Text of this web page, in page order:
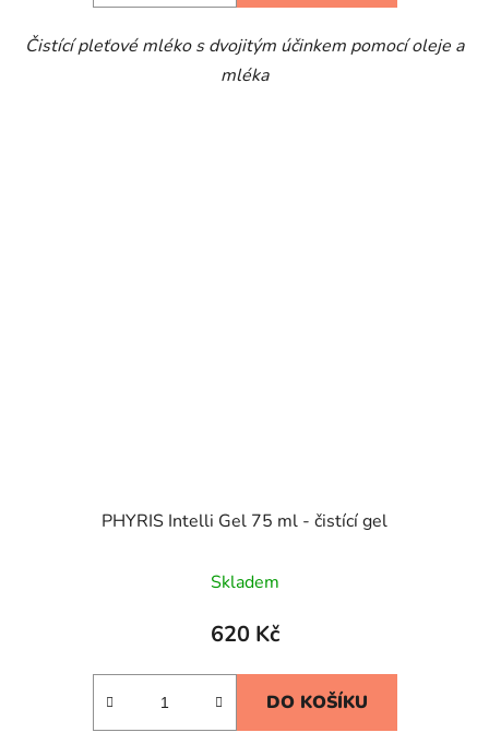
Čistící pleťové mléko s dvojitým účinkem pomocí oleje a
mléka
PHYRIS Intelli Gel 75 ml - čistící gel
Skladem
620 Kč
DO KOŠÍKU